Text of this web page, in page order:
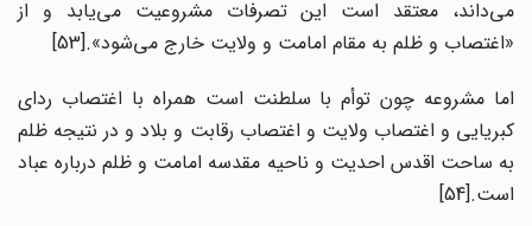
می‌داند، معتقد است این تصرفات مشروعیت می‌یابد و از
«اغتصاب و ظلم به مقام امامت و ولایت خارج می‌شود».[53]
اما مشروعه چون توأم با سلطنت است همراه با اغتصاب ردای
کبریایی و اغتصاب ولایت و اغتصاب رقابت و بلاد و در نتیجه ظلم
به ساحت اقدس احدیت و ناحیه مقدسه امامت و ظلم درباره عباد
است.[54]